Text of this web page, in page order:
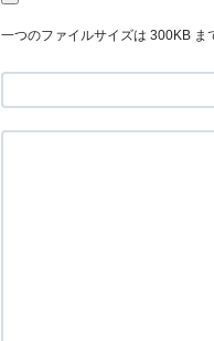
一つのファイルサイズは 300KB ま